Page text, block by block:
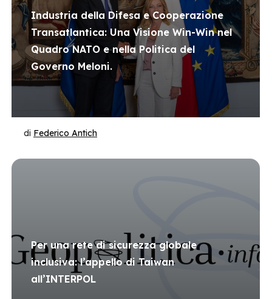
Industria della Difesa e Cooperazione
Transatlantica: Una Visione Win-Win nel
Quadro NATO e nella Politica del
Governo Meloni.
di Federico Antich
Per una rete di sicurezza globale
inclusiva: l’appello di Taiwan
all’INTERPOL